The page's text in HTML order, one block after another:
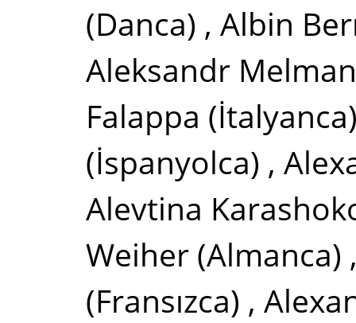
(Danca) , Albin
Aleksandr Melman
Falappa
(İspanyolca) ,
Alevtina
Weiher (Almanca)
(Fransızca) ,